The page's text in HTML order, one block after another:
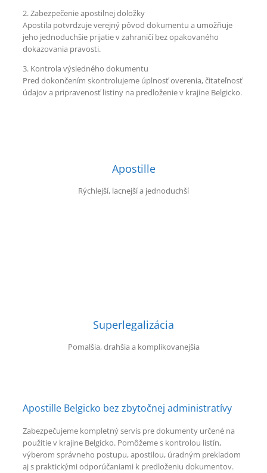
2. Zabezpečenie apostilnej doložky
Apostila potvrdzuje verejný pôvod dokumentu a umožňuje
jeho jednoduchšie prijatie v zahraničí bez opakovaného
dokazovania pravosti.
3. Kontrola výsledného dokumentu
Pred dokončením skontrolujeme úplnosť overenia, čitateľnosť
údajov a pripravenosť listiny na predloženie v krajine Belgicko.
Apostille
Rýchlejší, lacnejší a jednoduchší
Superlegalizácia
Pomalšia, drahšia a komplikovanejšia
Apostille Belgicko bez zbytočnej administratívy
Zabezpečujeme kompletný servis pre dokumenty určené na
použitie v krajine Belgicko. Pomôžeme s kontrolou listín,
výberom správneho postupu, apostilou, úradným prekladom
aj s praktickými odporúčaniami k predloženiu dokumentov.